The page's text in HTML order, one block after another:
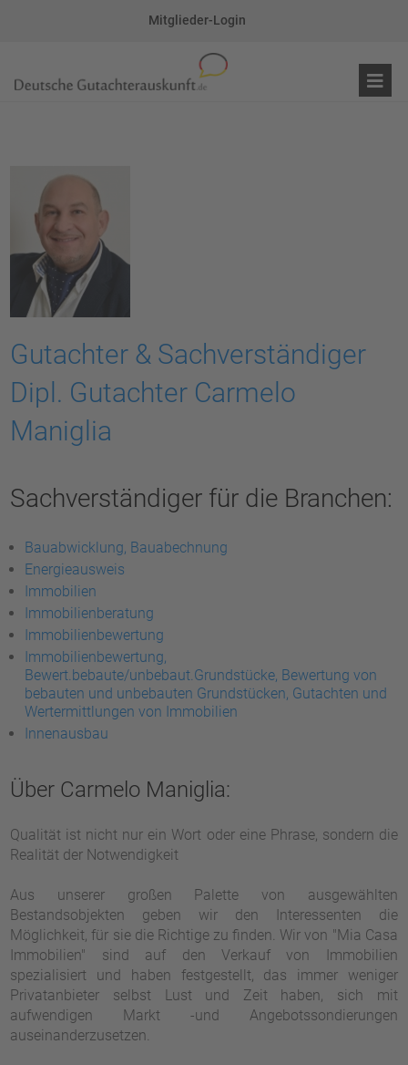
Mitglieder-Login
Gutachter & Sachverständiger
Dipl. Gutachter Carmelo
Maniglia
Sachverständiger für die Branchen:
Bauabwicklung, Bauabechnung
Energieausweis
Immobilien
Immobilienberatung
Immobilienbewertung
Immobilienbewertung,
Bewert.bebaute/unbebaut.Grundstücke, Bewertung von
bebauten und unbebauten Grundstücken, Gutachten und
Wertermittlungen von Immobilien
Innenausbau
Über Carmelo Maniglia:
Qualität ist nicht nur ein Wort oder eine Phrase, sondern die
Realität der Notwendigkeit
Aus unserer großen Palette von ausgewählten
Bestandsobjekten geben wir den Interessenten die
Möglichkeit, für sie die Richtige zu finden. Wir von "Mia Casa
Immobilien" sind auf den Verkauf von Immobilien
spezialisiert und haben festgestellt, das immer weniger
Privatanbieter selbst Lust und Zeit haben, sich mit
aufwendigen Markt -und Angebotssondierungen
auseinanderzusetzen.